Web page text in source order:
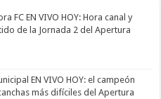
FC EN VIVO HOY: Hora canal y
de la Jornada 2 del Apertura
EN VIVO HOY: el campeón
más difíciles del Apertura